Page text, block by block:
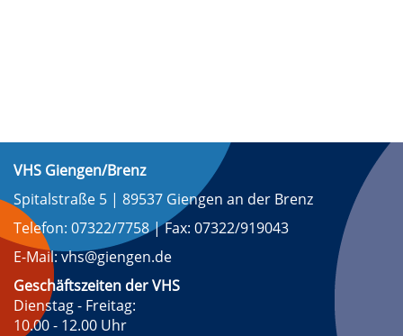
VHS Giengen/Brenz
Spitalstraße 5 | 89537 Giengen an der Brenz
Telefon: 07322/7758 | Fax: 07322/919043
E-Mail: vhs@giengen.de
Geschäftszeiten der VHS
Dienstag - Freitag:
10.00 - 12.00 Uhr